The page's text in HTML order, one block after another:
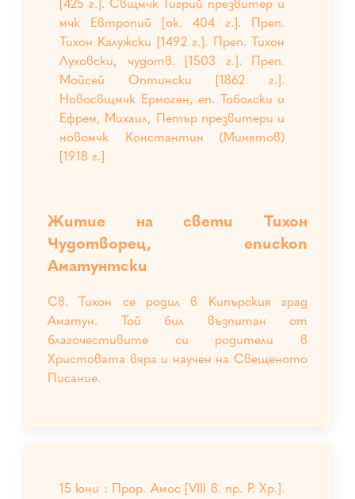
[425 г.]. Свщмчк Тигрий презвитер и
мчк Евтропий [ок. 404 г.]. Преп.
Тихон Калужски [1492 г.]. Преп. Тихон
Луховски, чудотв. [1503 г.]. Преп.
Мойсей Оптински [1862 г.].
Новосвщмчк Ермоген, еп. Тоболски и
Ефрем, Михаил, Петър презвитери и
новомчк Константин (Минятов)
[1918 г.]
Житие на свети Тихон
Чудотворец, епископ
Аматунтски
Св. Тихон се родил в Кипърския град
Аматун. Той бил възпитан от
благочестивите си родители в
Христовата вяра и научен на Свещеното
Писание.
15 юни : Прор. Амос [VIII в. пр. Р. Хр.].